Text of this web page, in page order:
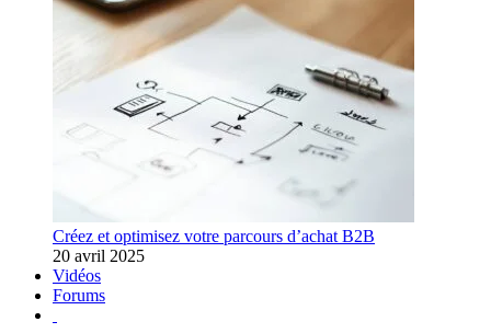
Créez et optimisez votre parcours d’achat B2B
20 avril 2025
Vidéos
Forums